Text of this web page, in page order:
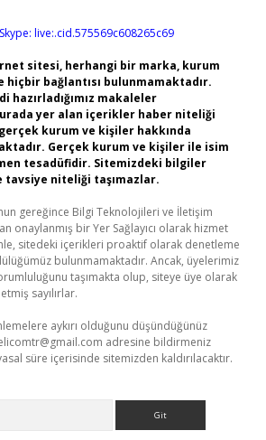
Skype: live:.cid.575569c608265c69
sitesi, herhangi bir marka, kurum
hiçbir bağlantısı bulunmamaktadır.
hazırladığımız makaleler
yer alan içerikler haber niteliği
kurum ve kişiler hakkında
Gerçek kurum ve kişiler ile isim
tesadüfidir. Sitemizdeki bilgiler
niteliği taşımazlar.
gereğince Bilgi Teknolojileri ve İletişim
onaylanmış bir Yer Sağlayıcı olarak hizmet
sitedeki içerikleri proaktif olarak denetleme
bulunmamaktadır. Ancak, üyelerimiz
taşımakta olup, siteye üye olarak
sayılırlar.
aykırı olduğunu düşündüğünüz
adresine bildirmeniz
süre içerisinde sitemizden kaldırılacaktır.